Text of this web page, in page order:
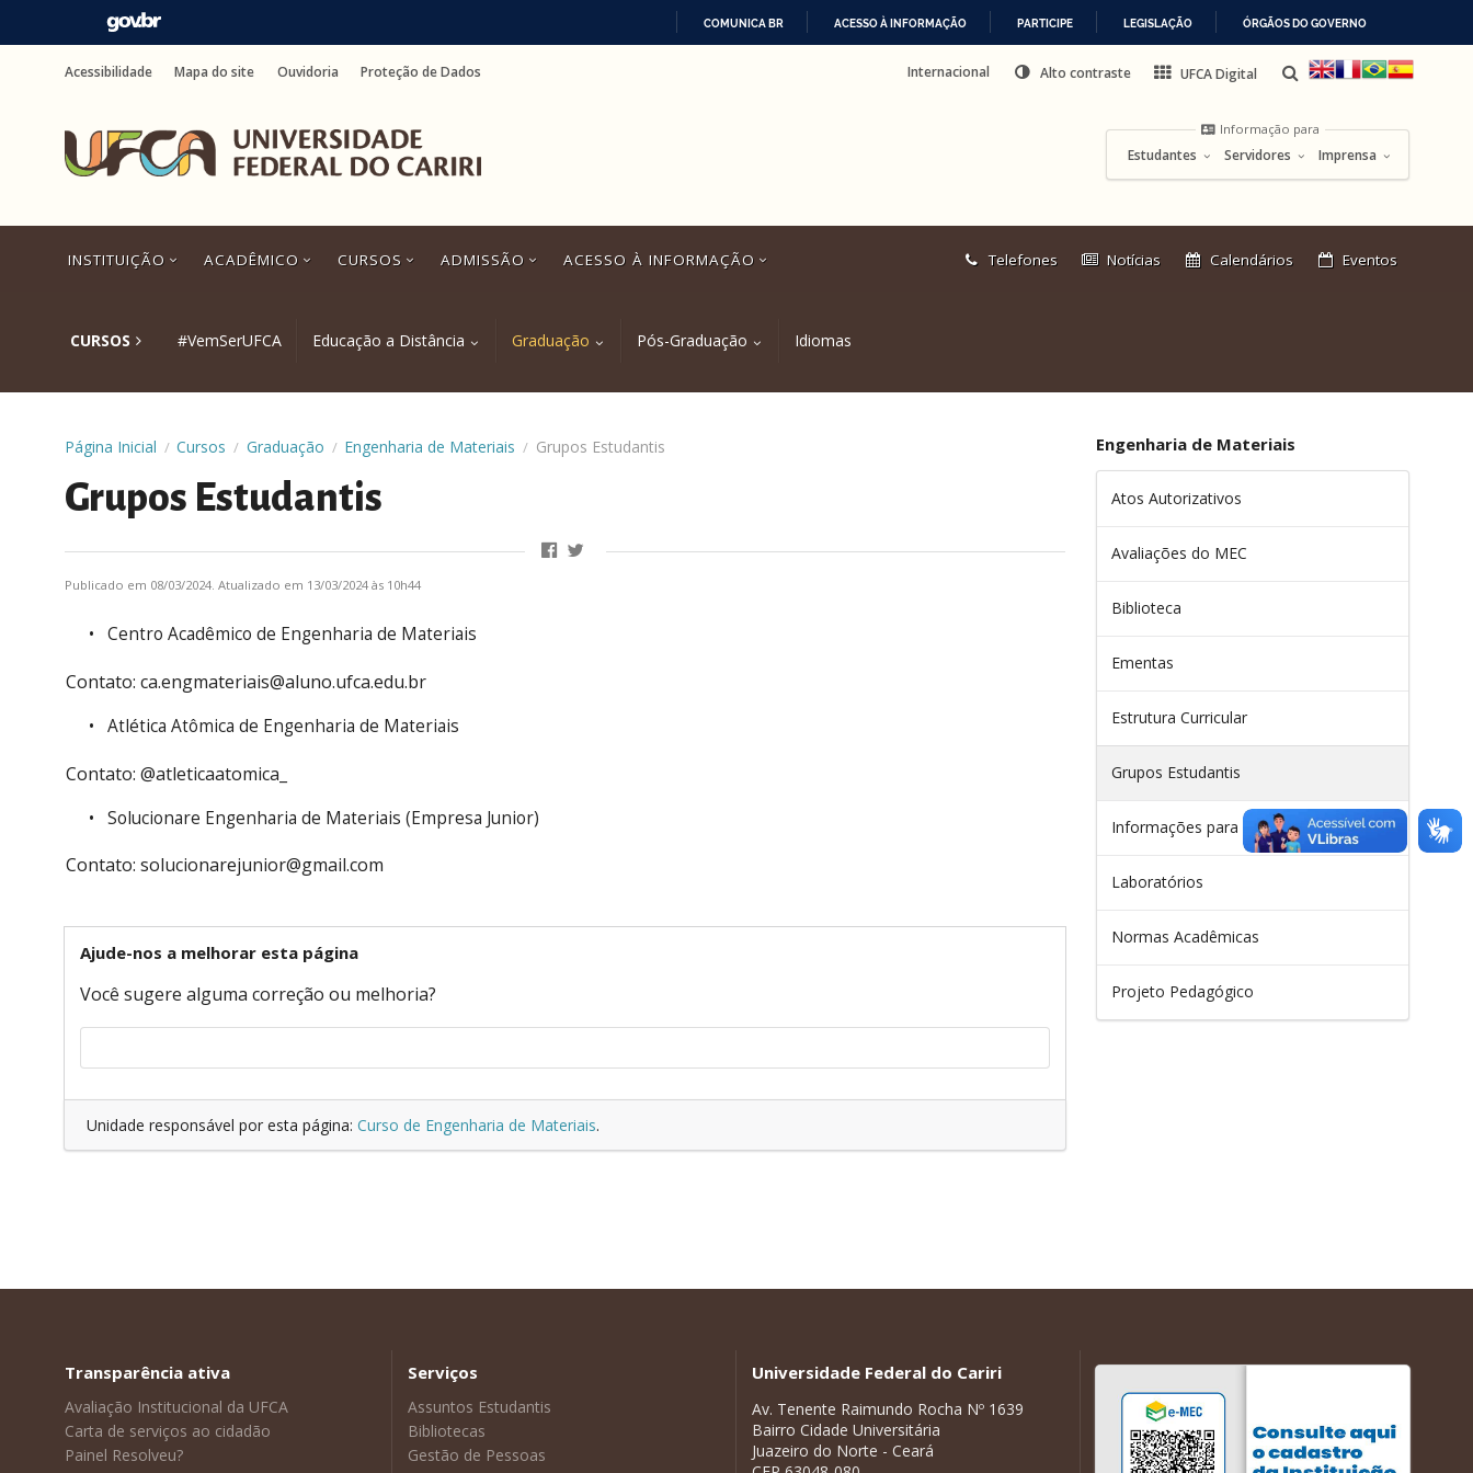
COMUNICA BR ACESSO À INFORMAÇÃO PARTICIPE LEGISLAÇÃO ÓRGÃOS DO GOVERNO
para
para
busca
rodapé
Acessibilidade Mapa do site Ouvidoria Proteção de Dados Internacional Alto contraste UFCA Digital
Informação para
Estudantes Servidores Imprensa
INSTITUIÇÃO ACADÊMICO CURSOS ADMISSÃO ACESSO À INFORMAÇÃO
Link
Telefones Notícias Calendários Eventos
CURSOS #VemSerUFCA Educação a Distância Graduação Pós-Graduação Idiomas
Página Inicial / Cursos / Graduação / Engenharia de Materiais / Grupos Estudantis
Grupos Estudantis
Publicado em 08/03/2024. Atualizado em 13/03/2024 às 10h44
Centro Acadêmico de Engenharia de Materiais
Contato: ca.engmateriais@aluno.ufca.edu.br
Atlética Atômica de Engenharia de Materiais
Contato: @atleticaatomica_
Solucionare Engenharia de Materiais (Empresa Junior)
Contato: solucionarejunior@gmail.com
Ajude-nos a melhorar esta página
Você sugere alguma correção ou melhoria?
Unidade responsável por esta página: Curso de Engenharia de Materiais.
Engenharia de Materiais
Atos Autorizativos
Avaliações do MEC
Biblioteca
Ementas
Estrutura Curricular
Grupos Estudantis
Informações para Estudantes
Laboratórios
Normas Acadêmicas
Projeto Pedagógico
Transparência ativa
Avaliação Institucional da UFCA
Carta de serviços ao cidadão
Painel Resolveu?
Serviços
Assuntos Estudantis
Bibliotecas
Gestão de Pessoas
Universidade Federal do Cariri
Av. Tenente Raimundo Rocha Nº 1639
Bairro Cidade Universitária
Juazeiro do Norte - Ceará